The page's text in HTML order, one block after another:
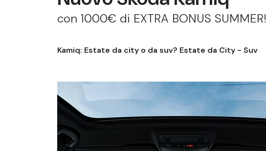
con 1000€ di EXTRA BONUS SUMMER!
Kamiq: Estate da city o da suv? Estate da City - Suv